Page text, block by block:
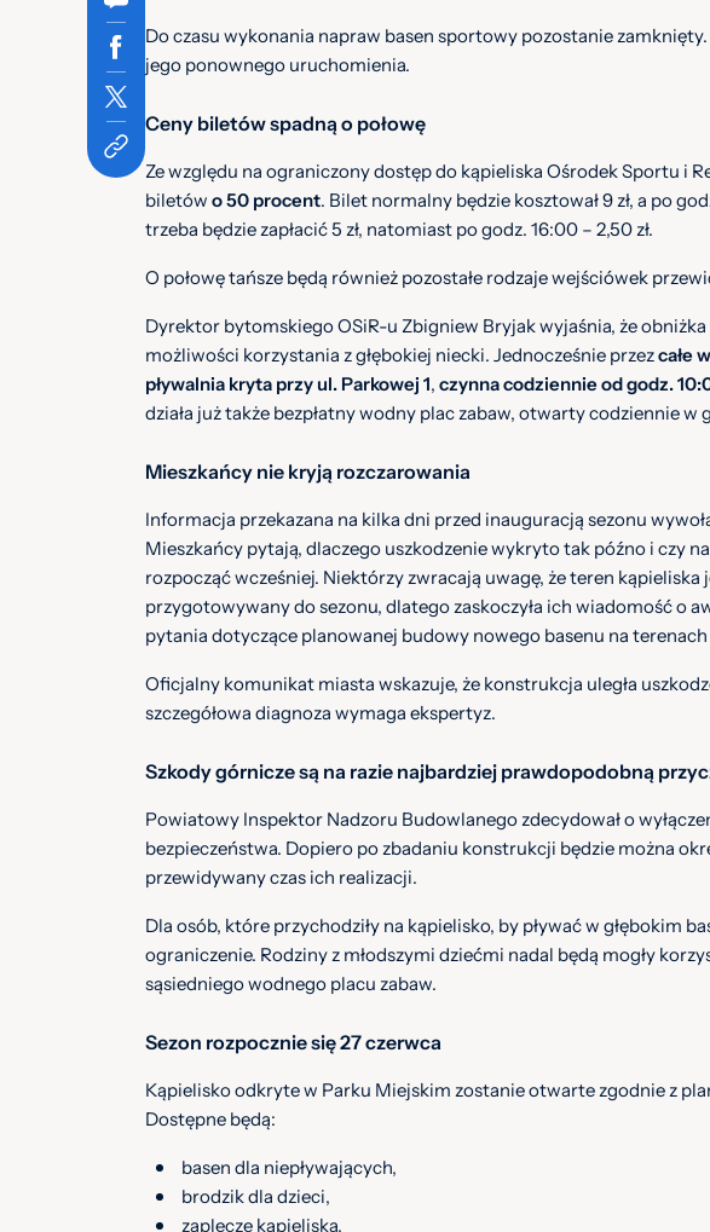
Do czasu wykonania napraw basen sportowy pozostanie
jego ponownego uruchomienia.
Ceny biletów spadną o połowę
Ze względu na ograniczony dostęp do kąpieliska Ośrodek Sportu i
biletów o 50 procent. Bilet normalny będzie kosztował 9 zł, a po
trzeba będzie zapłacić 5 zł, natomiast po godz. 16:00 – 2,50 zł.
O połowę tańsze będą również pozostałe rodzaje wejściówek
Dyrektor bytomskiego OSiR-u Zbigniew Bryjak wyjaśnia, że
możliwości korzystania z głębokiej niecki. Jednocześnie przezcałe
pływalnia kryta przy ul. Parkowej 1, czynna codziennie od godz.
działa już także bezpłatny wodny plac zabaw, otwarty codziennie w
Mieszkańcy nie kryją rozczarowania
Informacja przekazana na kilka dni przed inauguracją sezonu
Mieszkańcy pytają, dlaczego uszkodzenie wykryto tak późno i czy
rozpocząć wcześniej. Niektórzy zwracają uwagę, że teren kąpieliska
przygotowywany do sezonu, dlatego zaskoczyła ich wiadomość o
pytania dotyczące planowanej budowy nowego basenu na
Oficjalny komunikat miasta wskazuje, że konstrukcja uległa
szczegółowa diagnoza wymaga ekspertyz.
Szkody górnicze są na razie najbardziej prawdopodobną
Powiatowy Inspektor Nadzoru Budowlanego zdecydował o
bezpieczeństwa. Dopiero po zbadaniu konstrukcji będzie można
przewidywany czas ich realizacji.
Dla osób, które przychodziły na kąpielisko, by pływać w głębokim
ograniczenie. Rodziny z młodszymi dziećmi nadal będą mogły
sąsiedniego wodnego placu zabaw.
Sezon rozpocznie się 27 czerwca
Kąpielisko odkryte w Parku Miejskim zostanie otwarte zgodnie z
Dostępne będą:
basen dla niepływających,
brodzik dla dzieci,
zaplecze kąpieliska,